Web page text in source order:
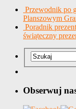
Przewodnik po
Planszowym
Poradnik
świąteczny
Obserwuj